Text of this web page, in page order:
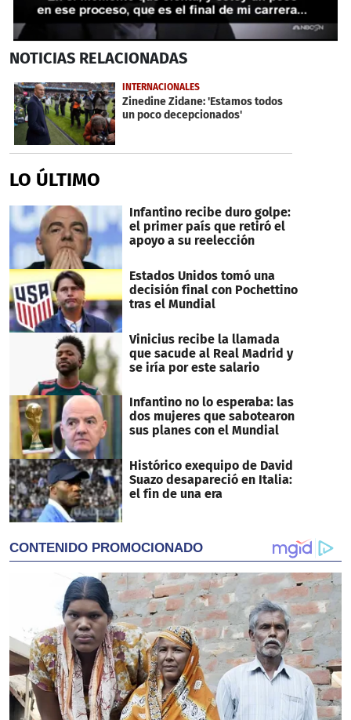
seconds
41
seconds
NOTICIAS RELACIONADAS
INTERNACIONALES
Zinedine Zidane: 'Estamos todos
un poco decepcionados'
LO ÚLTIMO
Infantino recibe duro golpe:
el primer país que retiró el
apoyo a su reelección
Estados Unidos tomó una
decisión final con Pochettino
tras el Mundial
Vinicius recibe la llamada
que sacude al Real Madrid y
se iría por este salario
Infantino no lo esperaba: las
dos mujeres que sabotearon
sus planes con el Mundial
Histórico exequipo de David
Suazo desapareció en Italia:
el fin de una era